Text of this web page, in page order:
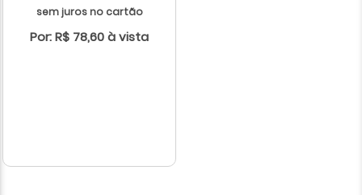
sem juros no cartão
Por: R$ 78,60 à vista